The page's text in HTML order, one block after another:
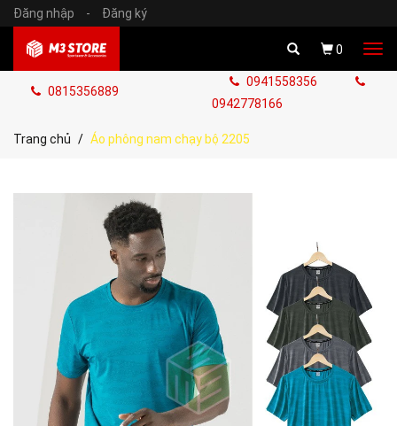
Đăng nhập - Đăng ký
0
0815356889
0941558356
0942778166
Trang chủ Áo phông nam chạy bộ 2205